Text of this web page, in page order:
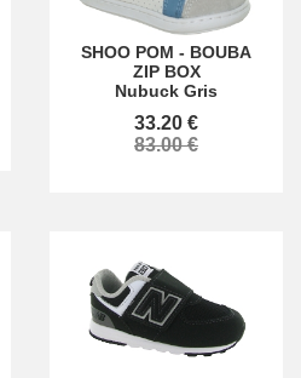
SHOO POM - BOUBA
ZIP BOX
Nubuck Gris
33.20 €
83.00 €